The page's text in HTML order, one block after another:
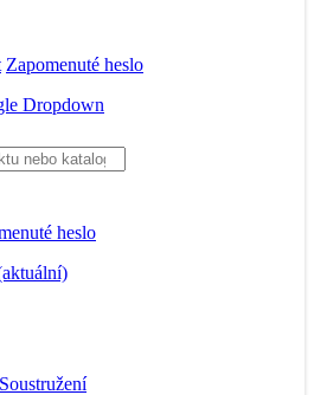
Zapomenuté heslo
Dropdown
heslo
Soustružení